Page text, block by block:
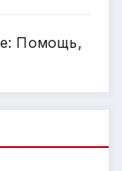
Помощь,